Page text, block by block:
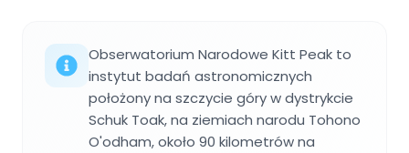
Obserwatorium Narodowe Kitt Peak to
instytut badań astronomicznych
położony na szczycie góry w dystrykcie
Schuk Toak, na ziemiach narodu Tohono
O'odham, około 90 kilometrów na